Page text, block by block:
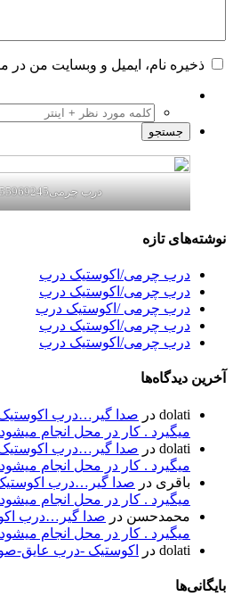
ذخیره نام، ایمیل و وبسایت من در
درب چرمی02155969245-09196375800
نوشته‌های تازه
درب چرمی/اکوستیک درب
درب چرمی/اکوستیک درب
درب چرمی /اکوستیک درب
درب چرمی/اکوستیک درب
درب چرمی/اکوستیک درب
آخرین دیدگاه‌ها
dolati در صدا گیر…درب
میگیرد . کار در محل انجام میشود که درب با
dolati در صدا گیر…درب
میگیرد . کار در محل انجام میشود که درب با
باقری در صدا گیر…درب
میگیرد . کار در محل انجام میشود که درب با
محمدحسن در صدا گیر…درب
میگیرد . کار در محل انجام میشود که درب با
dolati در اکوستیک -درب عایق-صوتی ضد-صدا
بایگانی‌ها